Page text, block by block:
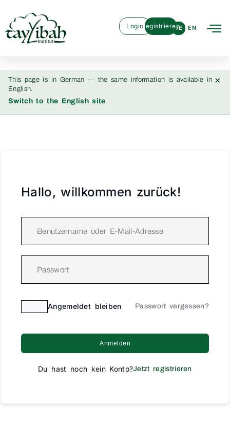
DE EN
LoginRegistrieren
This page is in German — the same information is available in
English.
Switch to the English site
×
Hallo, willkommen zurück!
Angemeldet bleiben Passwort vergessen?
Anmelden
Du hast noch kein Konto?Jetzt registrieren